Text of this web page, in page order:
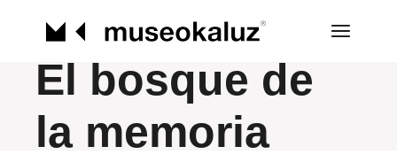
contenido
El bosque de
la memoria